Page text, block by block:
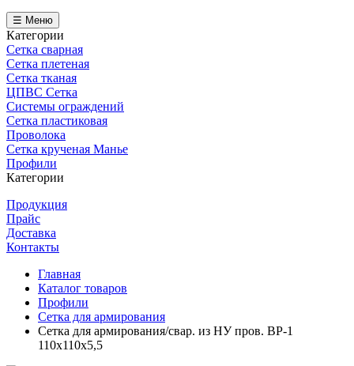
☰ Меню
Категории
Сетка сварная
Сетка плетеная
Сетка тканая
ЦПВС Сетка
Системы ограждений
Сетка пластиковая
Проволока
Сетка крученая Манье
Профили
Категории
Продукция
Прайс
Доставка
Контакты
Главная
Каталог товаров
Профили
Сетка для армирования
Сетка для армирования/свар. из НУ пров. ВР-1
110х110х5,5